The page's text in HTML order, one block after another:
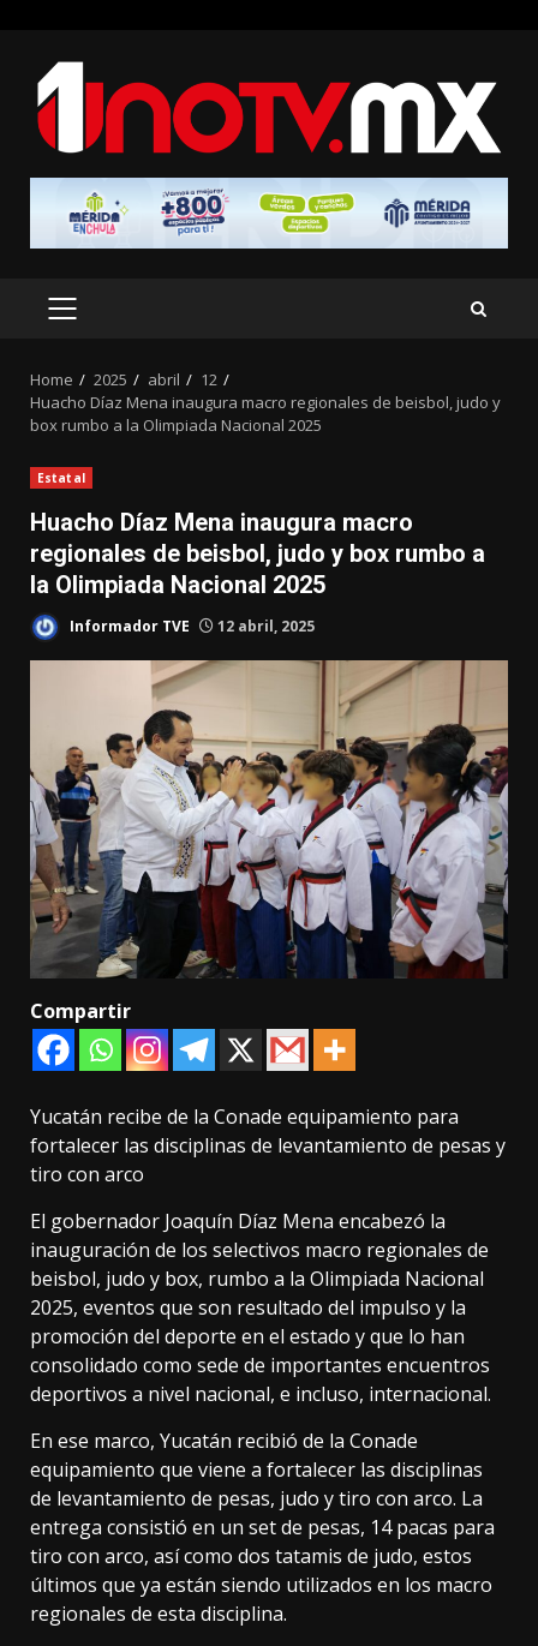
content
PRIMARY
Home 2025 abril
12
Huacho Díaz Mena inaugura macro regionales de beisbol, judo y
box rumbo a la Olimpiada Nacional 2025
Estatal
Huacho Díaz Mena inaugura macro
regionales de beisbol, judo y box rumbo a
la Olimpiada Nacional 2025
Informador TVE 12 abril, 2025
Compartir
Yucatán recibe de la Conade equipamiento para
fortalecer las disciplinas de levantamiento de pesas y
tiro con arco
El gobernador Joaquín Díaz Mena encabezó la
inauguración de los selectivos macro regionales de
beisbol, judo y box, rumbo a la Olimpiada Nacional
2025, eventos que son resultado del impulso y la
promoción del deporte en el estado y que lo han
consolidado como sede de importantes encuentros
deportivos a nivel nacional, e incluso, internacional.
En ese marco, Yucatán recibió de la Conade
equipamiento que viene a fortalecer las disciplinas
de levantamiento de pesas, judo y tiro con arco. La
entrega consistió en un set de pesas, 14 pacas para
tiro con arco, así como dos tatamis de judo, estos
últimos que ya están siendo utilizados en los macro
regionales de esta disciplina.